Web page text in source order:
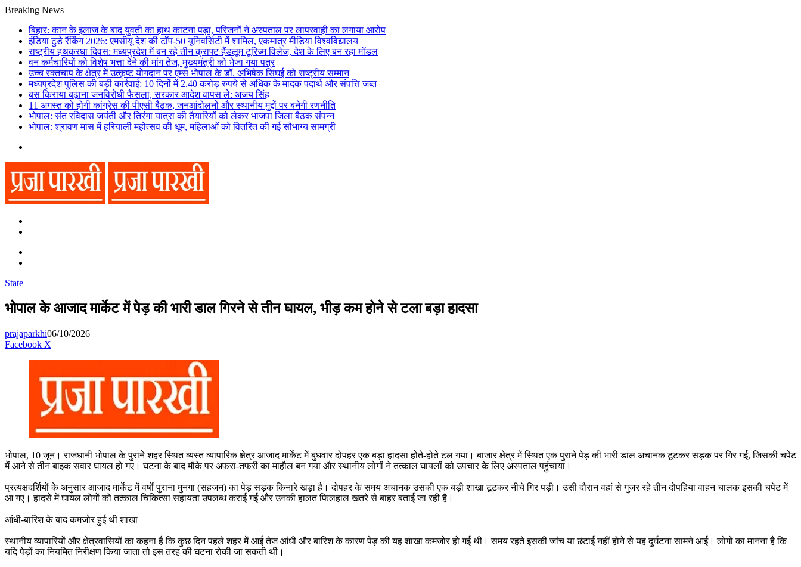
Breaking News
बिहार: कान के इलाज के बाद युवती का हाथ काटना पड़ा, परिजनों ने अस्पताल पर लापरवाही का लगाया आरोप
इंडिया टुडे रैंकिंग 2026: एमसीयू देश की टॉप-50 यूनिवर्सिटी में शामिल, एकमात्र मीडिया विश्वविद्यालय
राष्ट्रीय हथकरघा दिवस: मध्यप्रदेश में बन रहे तीन क्राफ्ट हैंडलूम टूरिज्म विलेज, देश के लिए बन रहा मॉडल
वन कर्मचारियों को विशेष भत्ता देने की मांग तेज, मुख्यमंत्री को भेजा गया पत्र
उच्च रक्तचाप के क्षेत्र में उत्कृष्ट योगदान पर एम्स भोपाल के डॉ. अभिषेक सिंघई को राष्ट्रीय सम्मान
मध्यप्रदेश पुलिस की बड़ी कार्रवाई: 10 दिनों में 2.40 करोड़ रुपये से अधिक के मादक पदार्थ और संपत्ति जब्त
बस किराया बढ़ाना जनविरोधी फैसला, सरकार आदेश वापस ले: अजय सिंह
11 अगस्त को होगी कांग्रेस की पीएसी बैठक, जनआंदोलनों और स्थानीय मुद्दों पर बनेगी रणनीति
भोपाल: संत रविदास जयंती और तिरंगा यात्रा की तैयारियों को लेकर भाजपा जिला बैठक संपन्न
भोपाल: श्रावण मास में हरियाली महोत्सव की धूम, महिलाओं को वितरित की गई सौभाग्य सामग्री
State
भोपाल के आजाद मार्केट में पेड़ की भारी डाल गिरने से तीन घायल, भीड़ कम होने से टला बड़ा हादसा
prajaparkhi06/10/2026
Facebook X
भोपाल, 10 जून। राजधानी भोपाल के पुराने शहर स्थित व्यस्त व्यापारिक क्षेत्र आजाद मार्केट में बुधवार दोपहर एक बड़ा हादसा होते-होते टल गया। बाजार क्षेत्र में स्थित एक पुराने पेड़ की भारी डाल अचानक टूटकर सड़क पर गिर गई, जिसकी चपेट
में आने से तीन बाइक सवार घायल हो गए। घटना के बाद मौके पर अफरा-तफरी का माहौल बन गया और स्थानीय लोगों ने तत्काल घायलों को उपचार के लिए अस्पताल पहुंचाया।
प्रत्यक्षदर्शियों के अनुसार आजाद मार्केट में वर्षों पुराना मुनगा (सहजन) का पेड़ सड़क किनारे खड़ा है। दोपहर के समय अचानक उसकी एक बड़ी शाखा टूटकर नीचे गिर पड़ी। उसी दौरान वहां से गुजर रहे तीन दोपहिया वाहन चालक इसकी चपेट में
आ गए। हादसे में घायल लोगों को तत्काल चिकित्सा सहायता उपलब्ध कराई गई और उनकी हालत फिलहाल खतरे से बाहर बताई जा रही है।
आंधी-बारिश के बाद कमजोर हुई थी शाखा
स्थानीय व्यापारियों और क्षेत्रवासियों का कहना है कि कुछ दिन पहले शहर में आई तेज आंधी और बारिश के कारण पेड़ की यह शाखा कमजोर हो गई थी। समय रहते इसकी जांच या छंटाई नहीं होने से यह दुर्घटना सामने आई। लोगों का मानना है कि
यदि पेड़ों का नियमित निरीक्षण किया जाता तो इस तरह की घटना रोकी जा सकती थी।